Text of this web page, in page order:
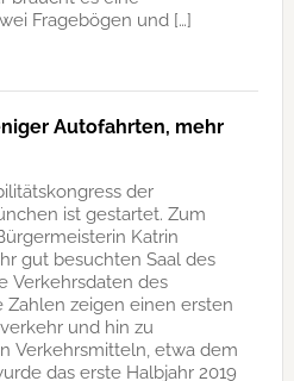
Fragebögen und […]
Autofahrten, mehr
der
ist gestartet. Zum
Katrin
gut besuchten Saal des
Verkehrsdaten des
Zahlen zeigen einen ersten
und hin zu
Verkehrsmitteln, etwa dem
das erste Halbjahr 2019